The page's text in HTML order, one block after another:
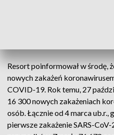
Resort poinformował w środę,
nowych zakażeń
COVID-19. Rok temu, 27
16 300 nowych zakażeniach
osób. Łącznie od 4 marca
pierwsze zakażenie SARS-